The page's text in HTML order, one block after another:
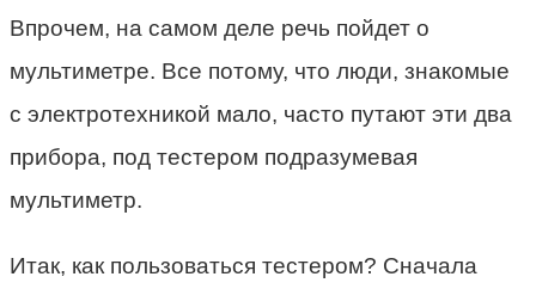
Впрочем, на самом деле речь пойдет о
мультиметре. Все потому, что люди, знакомые
с электротехникой мало, часто путают эти два
прибора, под тестером подразумевая
мультиметр.
Итак, как пользоваться тестером? Сначала